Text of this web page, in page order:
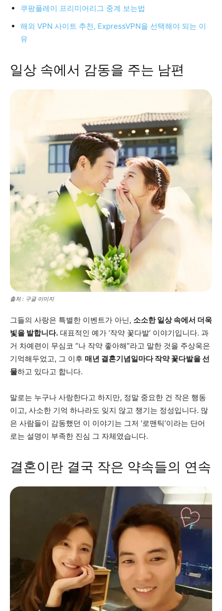
쿠팡플레이 프리미어리그 중계 보는법
해외 VPN 사이트 추천, ExpressVPN을 선택해야 되는 이
유
일상 속에서 감동을 주는 남편
출처 : 구글 이미지
그들의 사랑은 특별한 이벤트가 아닌, 소소한 일상 속에서 더욱
빛을 발합니다. 대표적인 예가 ‘작약 꽃다발’ 이야기입니다. 과
거 차예련이 무심코 “나 작약 좋아해”라고 말한 것을 주상욱은
기억해두었고, 그 이후 매년 결혼기념일마다 작약 꽃다발을 선
물하고 있다고 합니다.
말로는 누구나 사랑한다고 하지만, 정말 중요한 건 작은 행동
이고, 사소한 기억 하나라도 잊지 않고 챙기는 정성입니다. 많
은 사람들이 감동했던 이 이야기는 그저 ‘로맨틱’이라는 단어
로는 설명이 부족한 진심 그 자체였습니다.
결혼이란 결국 작은 약속들의 연속